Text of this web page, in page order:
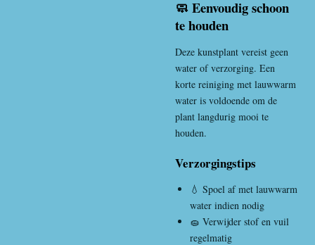
🧼 Eenvoudig schoon
te houden
Deze kunstplant vereist geen
water of verzorging. Een
korte reiniging met lauwwarm
water is voldoende om de
plant langdurig mooi te
houden.
Verzorgingstips
💧 Spoel af met lauwwarm
water indien nodig
🧽 Verwijder stof en vuil
regelmatig